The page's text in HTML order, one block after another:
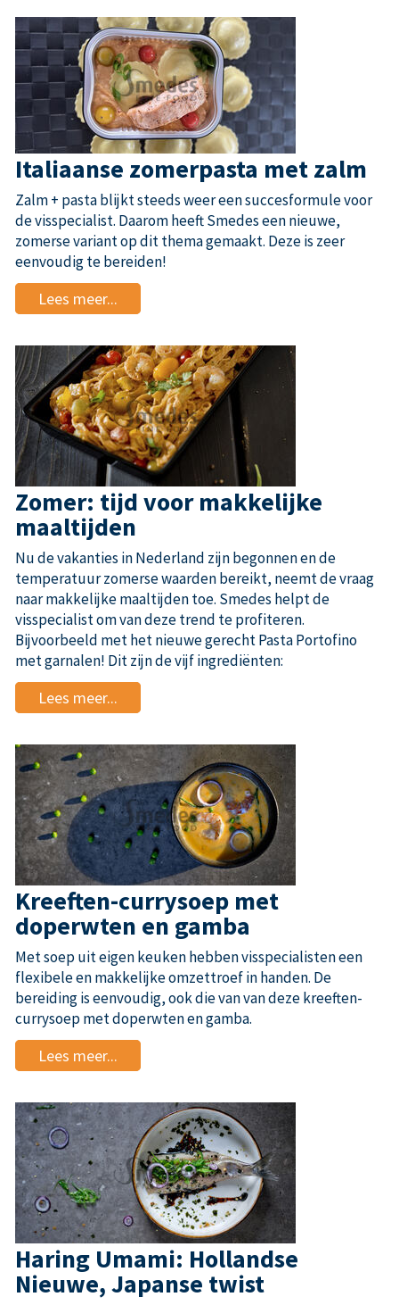
Italiaanse zomerpasta met zalm
Zalm + pasta blijkt steeds weer een succesformule voor
de visspecialist. Daarom heeft Smedes een nieuwe,
zomerse variant op dit thema gemaakt. Deze is zeer
eenvoudig te bereiden!
Lees meer...
Zomer: tijd voor makkelijke
maaltijden
Nu de vakanties in Nederland zijn begonnen en de
temperatuur zomerse waarden bereikt, neemt de vraag
naar makkelijke maaltijden toe. Smedes helpt de
visspecialist om van deze trend te profiteren.
Bijvoorbeeld met het nieuwe gerecht Pasta Portofino
met garnalen! Dit zijn de vijf ingrediënten:
Lees meer...
Kreeften-currysoep met
doperwten en gamba
Met soep uit eigen keuken hebben visspecialisten een
flexibele en makkelijke omzettroef in handen. De
bereiding is eenvoudig, ook die van van deze kreeften-
currysoep met doperwten en gamba.
Lees meer...
Haring Umami: Hollandse
Nieuwe, Japanse twist